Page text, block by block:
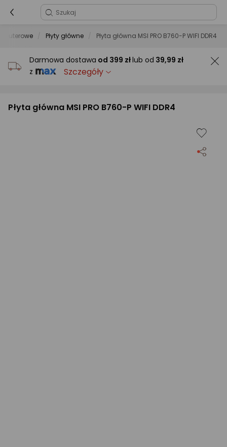
Płyty główne Płyta główna MSI PRO B760-P WIFI DDR4
Darmowa dostawa od 399 złlub od 39,99 zł
z
Szczegóły
Płyta główna MSI PRO B760-P WIFI DDR4